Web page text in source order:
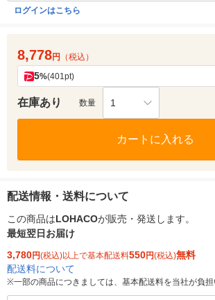
ログインはこちら
8,778円 （税込）
5%(401pt)
在庫あり 数量 1
カートに入れる
配送情報・送料について
この商品はLOHACOが販売・発送します。
最短翌日お届け
3,780円(税込)以上で基本配送料550円(税込)無料
配送料について
※一部の商品につきましては、基本配送料を当社が負担